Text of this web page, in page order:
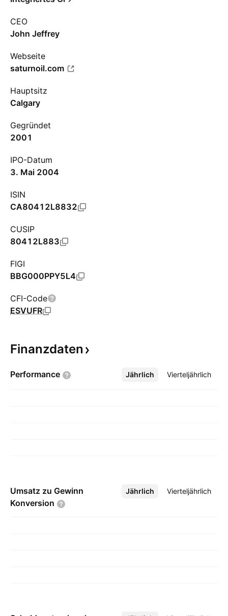
CEO
John Jeffrey
Webseite
saturnoil.com
Hauptsitz
Calgary
Gegründet
2001
IPO-Datum
3. Mai 2004
ISIN
CA80412L8832
CUSIP
80412L883
FIGI
BBG000PPY5L4
CFI-Code
ESVUFR
Finanzdaten
Performance Jährlich Vierteljährlich
Mehr
Umsatz zu Gewinn
Konversion
Jährlich Vierteljährlich
Mehr